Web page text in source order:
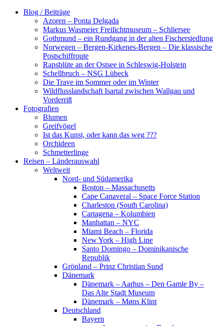
Zum
Blog / Beiträge
Azoren – Ponta Delgada
Markus Wasmeier Freilichtmuseum – Schliersee
Gothmund – ein Rundgang in der alten Fischersiedlung
Norwegen – Bergen-Kirkenes-Bergen – Die klassische
Postschiffroute
Rapsblüte an der Ostsee in Schleswig-Holstein
Schellbruch – NSG Lübeck
Die Trave im Sommer oder im Winter
Wildflusslandschaft Isartal zwischen Wallgau und
Vorderriß
Fotografien
Blumen
Greifvögel
Ist das Kunst, oder kann das weg ???
Orchideen
Schmetterlinge
Reisen – Länderauswahl
Weltweit
Nord- und Südamerika
Boston – Massachusetts
Cape Canaveral – Space Force Station
Charleston (South Carolina)
Cartagena – Kolumbien
Manhattan – NYC
Miami Beach – Florida
New York – High Line
Santo Domingo – Dominikanische
Republik
Grönland – Prinz Christian Sund
Dänemark
Dänemark – Aarhus – Den Gamle By –
Das Alte Stadt Museum
Dänemark – Møns Klint
Deutschland
Bayern